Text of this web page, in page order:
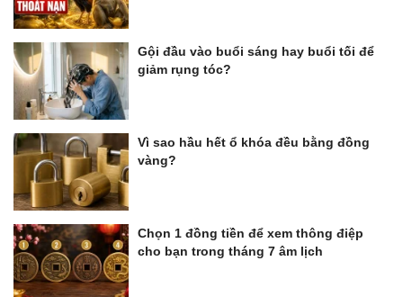
Gội đầu vào buổi sáng hay buổi tối để
giảm rụng tóc?
Vì sao hầu hết ổ khóa đều bằng đồng
vàng?
Chọn 1 đồng tiền để xem thông điệp
cho bạn trong tháng 7 âm lịch